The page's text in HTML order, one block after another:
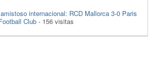
internacional: RCD Mallorca 3-0 Paris
Club - 156 visitas